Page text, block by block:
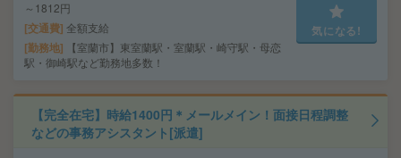
～1812円
交通費 全額支給
勤務地
【室蘭市】東室蘭駅・室蘭駅・崎守駅・母恋
駅・御崎駅など勤務地多数！
気になる!
【完全在宅】時給1400円＊メールメイン！面接日程調整
などの事務アシスタント[派遣]